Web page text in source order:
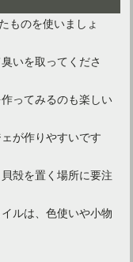
ものを使いましょ
いを取ってくださ
ってみるのも楽しい
が作りやすいです
殻を置く場所に要注
ルは、色使いや小物